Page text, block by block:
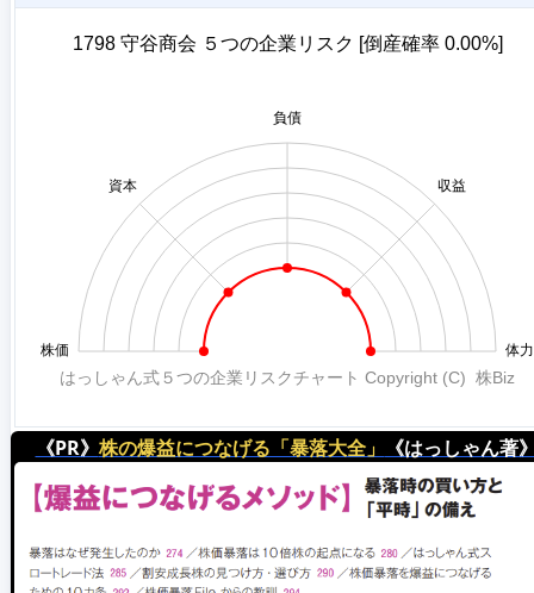
《PR》 株の爆益につなげる「暴落大全」 《はっしゃん著